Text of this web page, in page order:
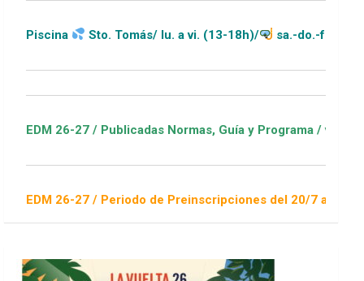
Sto. Tomás/ lu. a vi. (13-18h)/ sa.-do.-festivos (11-20h)
27 / Publicadas Normas, Guía y Programa / ver Escuelas
27 / Periodo de Preinscripciones del 20/7 al 16/8 / Sorteo 1